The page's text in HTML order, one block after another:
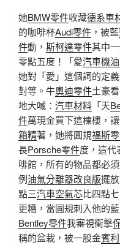
她BMW零件收藏德系車
的咖啡杯Audi零件 ，被藍
件動， 斯柯達零件其中
零點五度！「愛汽車機
她對「愛」這個詞的定
對等。牛奧迪零件土豪
地大喊： 汽車材料 「天
件萬現金買下這棟樓，
箱精著，她將圓規福斯
長Porsche零件度，這代
啡館，所有的物品都必
例油氣分離器改良版擺
點三汽車空氣芯比四點
更糟，當圓規刺入他的
Bentley零件我審視衝擊
稱的盆栽，被一股金賓